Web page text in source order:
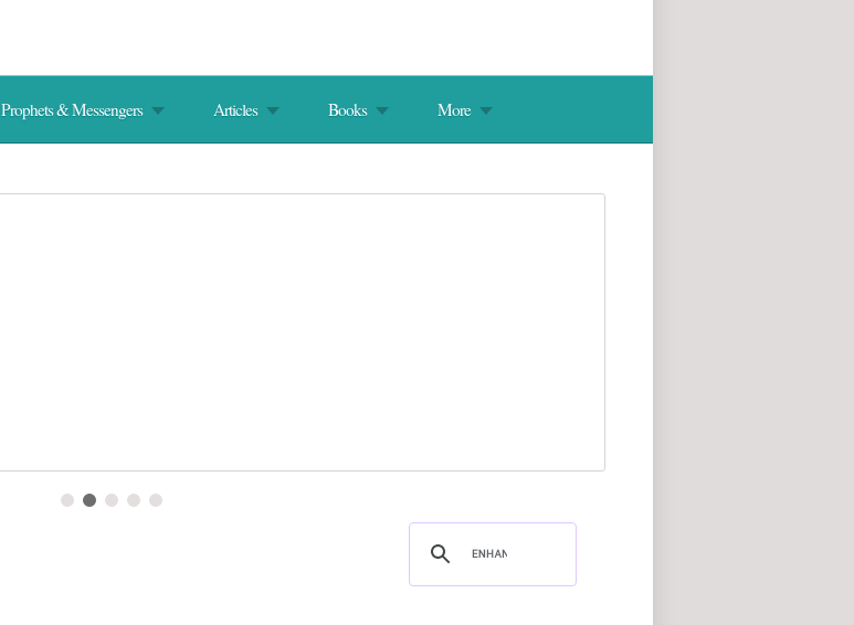
Prophets & Messengers Articles Books More